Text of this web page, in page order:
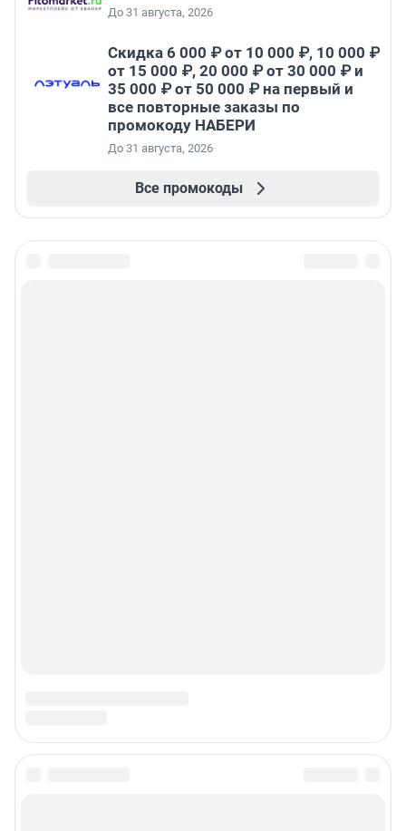
До 31 августа, 2026
Скидка 6 000 ₽ от 10 000 ₽, 10 000 ₽
от 15 000 ₽, 20 000 ₽ от 30 000 ₽ и
35 000 ₽ от 50 000 ₽ на первый и
все повторные заказы по
промокоду НАБЕРИ
До 31 августа, 2026
Все промокоды